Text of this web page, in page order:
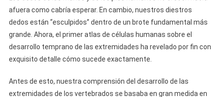
afuera como cabría esperar. En cambio, nuestros diestros
dedos están “esculpidos” dentro de un brote fundamental más
grande. Ahora, el primer atlas de células humanas sobre el
desarrollo temprano de las extremidades ha revelado por fin con
exquisito detalle cómo sucede exactamente.
Antes de esto, nuestra comprensión del desarrollo de las
extremidades de los vertebrados se basaba en gran medida en